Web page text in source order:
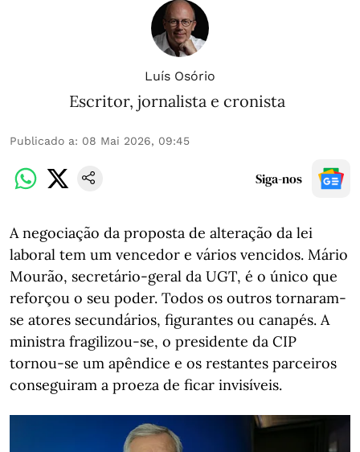
Luís Osório
Escritor, jornalista e cronista
Publicado a: 08 Mai 2026, 09:45
Siga-nos
A negociação da proposta de alteração da lei
laboral tem um vencedor e vários vencidos. Mário
Mourão, secretário-geral da UGT, é o único que
reforçou o seu poder. Todos os outros tornaram-
se atores secundários, figurantes ou canapés. A
ministra fragilizou-se, o presidente da CIP
tornou-se um apêndice e os restantes parceiros
conseguiram a proeza de ficar invisíveis.